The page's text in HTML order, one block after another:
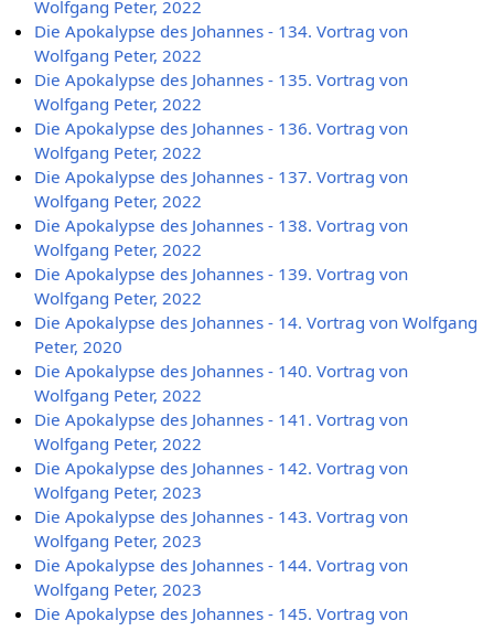
Wolfgang Peter, 2022
Die Apokalypse des Johannes - 134. Vortrag von
Wolfgang Peter, 2022
Die Apokalypse des Johannes - 135. Vortrag von
Wolfgang Peter, 2022
Die Apokalypse des Johannes - 136. Vortrag von
Wolfgang Peter, 2022
Die Apokalypse des Johannes - 137. Vortrag von
Wolfgang Peter, 2022
Die Apokalypse des Johannes - 138. Vortrag von
Wolfgang Peter, 2022
Die Apokalypse des Johannes - 139. Vortrag von
Wolfgang Peter, 2022
Die Apokalypse des Johannes - 14. Vortrag von Wolfgang
Peter, 2020
Die Apokalypse des Johannes - 140. Vortrag von
Wolfgang Peter, 2022
Die Apokalypse des Johannes - 141. Vortrag von
Wolfgang Peter, 2022
Die Apokalypse des Johannes - 142. Vortrag von
Wolfgang Peter, 2023
Die Apokalypse des Johannes - 143. Vortrag von
Wolfgang Peter, 2023
Die Apokalypse des Johannes - 144. Vortrag von
Wolfgang Peter, 2023
Die Apokalypse des Johannes - 145. Vortrag von